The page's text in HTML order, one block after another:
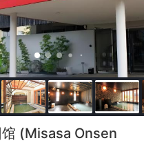
(Misasa Onsen